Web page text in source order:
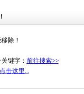
除！
键字： 前往搜索>>
击这里...